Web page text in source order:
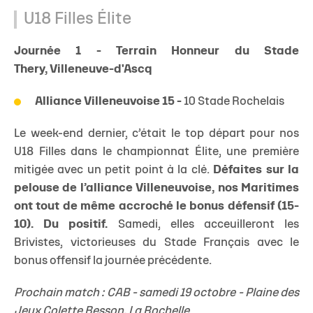
U18 Filles Élite
Journée 1 - Terrain Honneur du Stade
Thery, Villeneuve-d'Ascq
Alliance Villeneuvoise 15 - 10 Stade Rochelais
Le week-end dernier, c’était le top départ pour nos
U18 Filles dans le championnat Élite, une première
mitigée avec un petit point à la clé. Défaites sur la
pelouse de l’alliance Villeneuvoise, nos Maritimes
ont tout de même accroché le bonus défensif (15-
10). Du positif. Samedi, elles acceuilleront les
Brivistes, victorieuses du Stade Français avec le
bonus offensif la journée précédente.
Prochain match : CAB - samedi 19 octobre - Plaine des